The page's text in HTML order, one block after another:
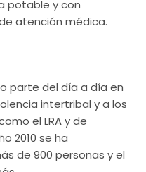
potable y con
atención médica.
parte del día a día en
intertribal y a los
el LRA y de
2010 se ha
de 900 personas y el